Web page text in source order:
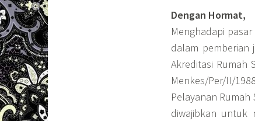
Dengan Hormat,
Menghadapi
dalam pemberian
Akreditasi Rumah
Menkes/Per/II/
Pelayanan
diwajibkan untuk